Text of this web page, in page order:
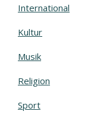
International
Kultur
Musik
Religion
Sport